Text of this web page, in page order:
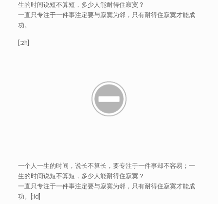
生的时间说短不算短，多少人能耐得住寂寞？
一直只专注于一件事注定要与寂寞为邻，只有耐得住寂寞才能成
功。
[:zh]
一个人一生的时间，说长不算长，要专注于一件事却不容易；一
生的时间说短不算短，多少人能耐得住寂寞？
一直只专注于一件事注定要与寂寞为邻，只有耐得住寂寞才能成
功。[:id]